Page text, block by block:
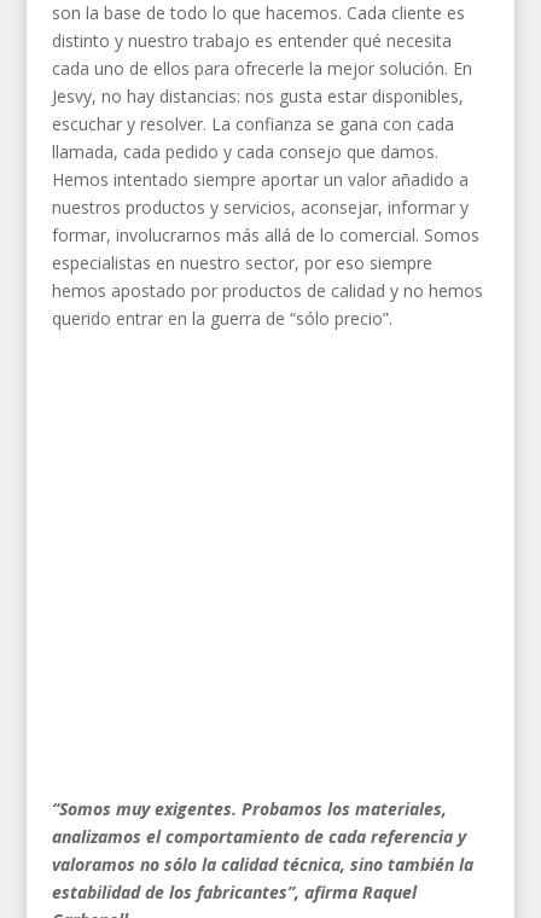
son la base de todo lo que hacemos. Cada cliente es
distinto y nuestro trabajo es entender qué necesita
cada uno de ellos para ofrecerle la mejor solución. En
Jesvy, no hay distancias: nos gusta estar disponibles,
escuchar y resolver. La confianza se gana con cada
llamada, cada pedido y cada consejo que damos.
Hemos intentado siempre aportar un valor añadido a
nuestros productos y servicios, aconsejar, informar y
formar, involucrarnos más allá de lo comercial. Somos
especialistas en nuestro sector, por eso siempre
hemos apostado por productos de calidad y no hemos
querido entrar en la guerra de “sólo precio”.
“Somos muy exigentes. Probamos los materiales,
analizamos el comportamiento de cada referencia y
valoramos no sólo la calidad técnica, sino también la
estabilidad de los fabricantes”, afirma Raquel